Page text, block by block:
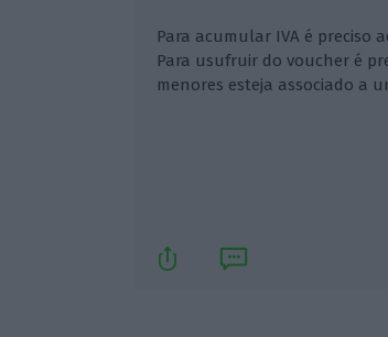
Para acumular IVA é preciso
Para usufruir do voucher é
menores esteja associado a